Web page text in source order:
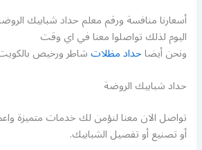
أسعارنا منافسة ورقم معلم حداد شبابيك
اليوم لذلك تواصلوا معنا في اي وقت
ونحن أيضاحداد مظلاتشاطر ورخيص
حداد شبابيك الروضة
تواصل الان معنا لنؤمن لك خدمات متميزة
أو تصنيع أو تفصيل الشبابيك.